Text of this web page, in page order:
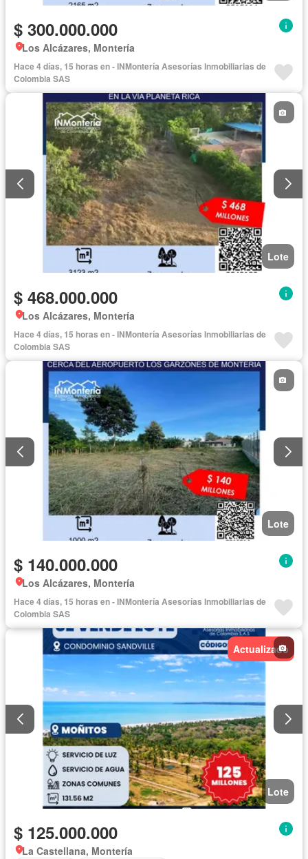
$ 300.000.000
Los Alcázares, Montería
Hace 4 días, 15 horas en - INMontería Asesorías Inmobiliarias de
Colombia SAS
Lote
$ 468.000.000
Los Alcázares, Montería
Hace 4 días, 15 horas en - INMontería Asesorías Inmobiliarias de
Colombia SAS
Lote
$ 140.000.000
Los Alcázares, Montería
Hace 4 días, 15 horas en - INMontería Asesorías Inmobiliarias de
Colombia SAS
Actualizado
Lote
$ 125.000.000
La Castellana, Montería